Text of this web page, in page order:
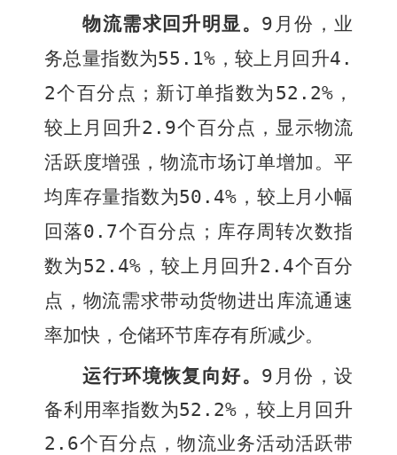
物流需求回升明显。 9 月份，业
务总量指数为55.1% ，较上月回升4.
2个百分点；新订单指数为 52.2%，
较上月回升2.9个百分点，显示物流
活跃度增强，物流市场订单增加。平
均库存量指数为50.4% ，较上月小幅
回落0.7个百分点；库存周转次数指
数为52.4% ，较上月回升2.4个百分
点，物流需求带动货物进出库流通速
率加快，仓储环节库存有所减少。
运行环境恢复向好。 9 月份，设
备利用率指数为52.2% ，较上月回升
2.6个百分点，物流业务活动活跃带